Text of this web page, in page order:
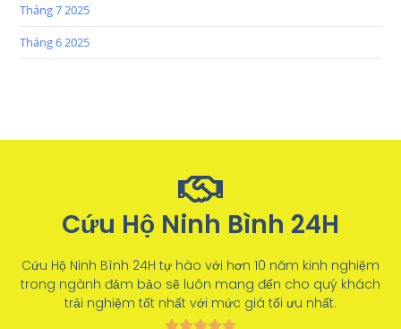
Tháng 7 2025
Tháng 6 2025
Cứu Hộ Ninh Bình 24H
Cứu Hộ Ninh Bình 24H tự hào với hơn 10 năm kinh nghiệm
trong ngành đảm bảo sẽ luôn mang đến cho quý khách
trải nghiệm tốt nhất với mức giá tối ưu nhất.